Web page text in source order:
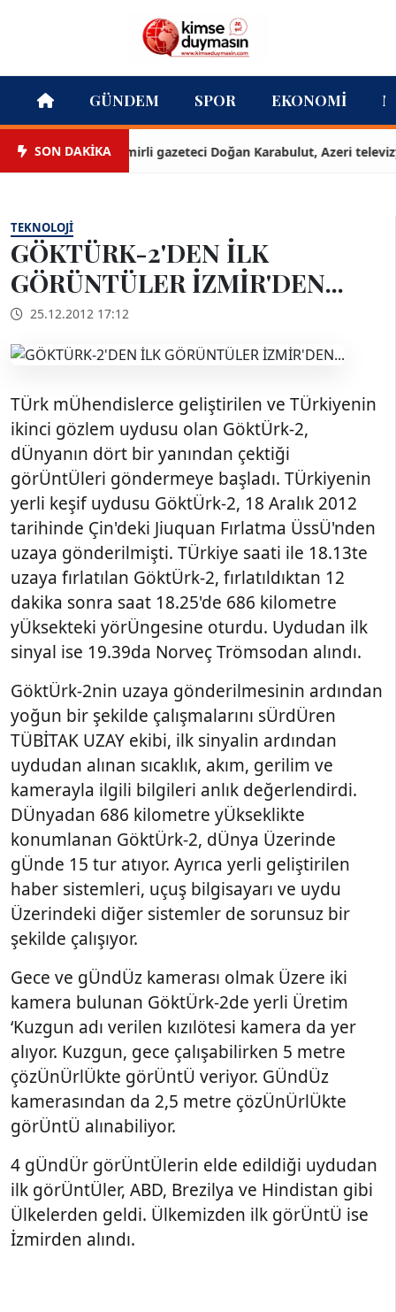
GÜNDEM SPOR EKONOMI
SON DAKİKAİzmirli gazeteci Doğan Karabulut, Azeri
TEKNOLOJI
GÖKTÜRK-2'DEN İLK
GÖRÜNTÜLER İZMİR'DEN...
25.12.2012 17:12
TÜrk mÜhendislerce geliştirilen ve TÜrkiyenin
ikinci gözlem uydusu olan GöktÜrk-2,
dÜnyanın dört bir yanından çektiği
görÜntÜleri göndermeye başladı. TÜrkiyenin
yerli keşif uydusu GöktÜrk-2, 18 Aralık 2012
tarihinde Çin'deki Jiuquan Fırlatma ÜssÜ'nden
uzaya gönderilmişti. TÜrkiye saati ile 18.13te
uzaya fırlatılan GöktÜrk-2, fırlatıldıktan 12
dakika sonra saat 18.25'de 686 kilometre
yÜksekteki yörÜngesine oturdu. Uydudan ilk
sinyal ise 19.39da Norveç Trömsodan alındı.
GöktÜrk-2nin uzaya gönderilmesinin ardından
yoğun bir şekilde çalışmalarını sÜrdÜren
TÜBİTAK UZAY ekibi, ilk sinyalin ardından
uydudan alınan sıcaklık, akım, gerilim ve
kamerayla ilgili bilgileri anlık değerlendirdi.
DÜnyadan 686 kilometre yÜkseklikte
konumlanan GöktÜrk-2, dÜnya Üzerinde
gÜnde 15 tur atıyor. Ayrıca yerli geliştirilen
haber sistemleri, uçuş bilgisayarı ve uydu
Üzerindeki diğer sistemler de sorunsuz bir
şekilde çalışıyor.
Gece ve gÜndÜz kamerası olmak Üzere iki
kamera bulunan GöktÜrk-2de yerli Üretim
‘Kuzgun adı verilen kızılötesi kamera da yer
alıyor. Kuzgun, gece çalışabilirken 5 metre
çözÜnÜrlÜkte görÜntÜ veriyor. GÜndÜz
kamerasından da 2,5 metre çözÜnÜrlÜkte
görÜntÜ alınabiliyor.
4 gÜndÜr görÜntÜlerin elde edildiği uydudan
ilk görÜntÜler, ABD, Brezilya ve Hindistan gibi
Ülkelerden geldi. Ülkemizden ilk görÜntÜ ise
İzmirden alındı.